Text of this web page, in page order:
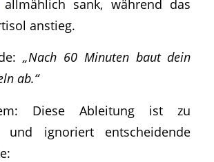
allmählich sank, während das
anstieg.
„Nach 60 Minuten baut dein
ab.“
Diese Ableitung ist zu
und ignoriert entscheidende